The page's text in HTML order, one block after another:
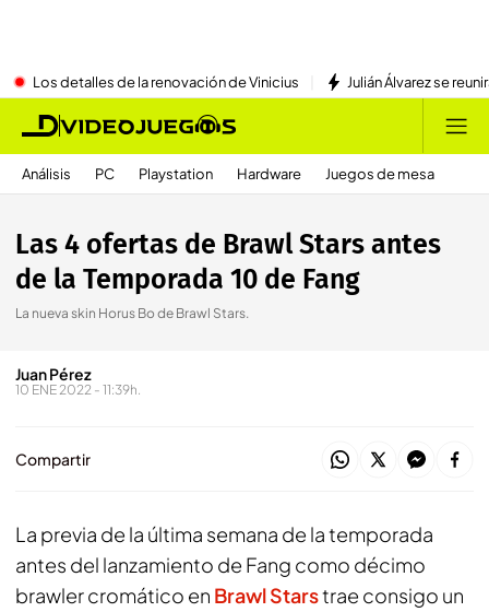
Los detalles de la renovación de Vinicius Julián Álvarez se
Análisis PC Playstation Hardware Juegos de mesa
Las 4 ofertas de Brawl Stars antes
de la Temporada 10 de Fang
La nueva skin Horus Bo de Brawl Stars.
Juan Pérez
10 ENE 2022 - 11:39h.
Compartir
La previa de la última semana de la temporada
antes del lanzamiento de Fang como décimo
brawler cromático en Brawl Starstrae consigo un